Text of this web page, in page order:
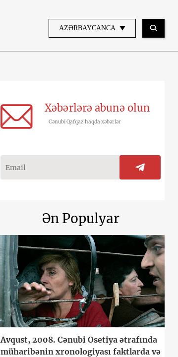
AZƏRBAYCANCA
Xəbərlərə abunə olun
Cənubi Qafqaz haqda xəbərlər
Ən Populyar
Avqust, 2008. Cənubi Osetiya ətrafında
müharibənin xronologiyası faktlarda və